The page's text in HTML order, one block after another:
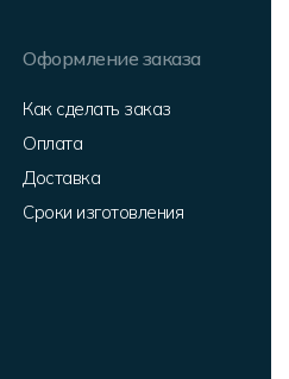
Оформление заказа
Как сделать заказ
Оплата
Доставка
Сроки изготовления